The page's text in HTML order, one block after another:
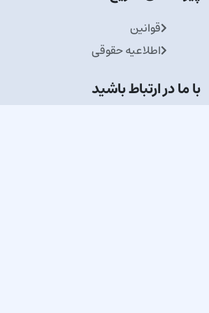
قوانین
اطلاعیه حقوقی
با ما در ارتباط باشید